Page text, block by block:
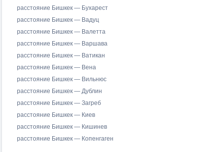
расстояние Бишкек — Бухарест
расстояние Бишкек — Вадуц
расстояние Бишкек — Валетта
расстояние Бишкек — Варшава
расстояние Бишкек — Ватикан
расстояние Бишкек — Вена
расстояние Бишкек — Вильнюс
расстояние Бишкек — Дублин
расстояние Бишкек — Загреб
расстояние Бишкек — Киев
расстояние Бишкек — Кишинев
расстояние Бишкек — Копенгаген